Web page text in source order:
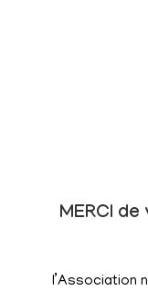
MERCI
l’Association